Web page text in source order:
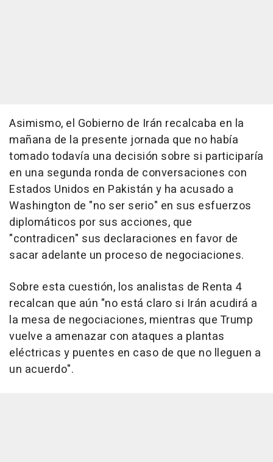
Asimismo, el Gobierno de Irán recalcaba en la
mañana de la presente jornada que no había
tomado todavía una decisión sobre si participaría
en una segunda ronda de conversaciones con
Estados Unidos en Pakistán y ha acusado a
Washington de "no ser serio" en sus esfuerzos
diplomáticos por sus acciones, que
"contradicen" sus declaraciones en favor de
sacar adelante un proceso de negociaciones.
Sobre esta cuestión, los analistas de Renta 4
recalcan que aún "no está claro si Irán acudirá a
la mesa de negociaciones, mientras que Trump
vuelve a amenazar con ataques a plantas
eléctricas y puentes en caso de que no lleguen a
un acuerdo".